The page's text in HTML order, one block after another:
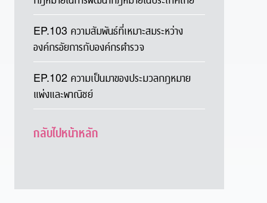
EP.103 ความสัมพันธ์ที่เหมาะสมระหว่าง
องค์กรอัยการกับองค์กรตำรวจ
EP.102 ความเป็นมาของประมวลกฎหมาย
แพ่งและพาณิชย์
กลับไปหน้าหลัก